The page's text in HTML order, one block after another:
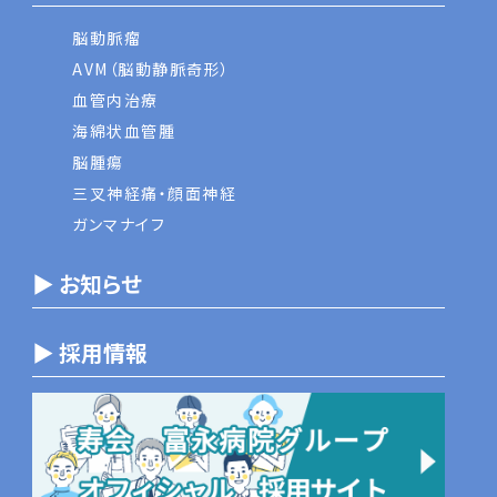
脳動脈瘤
AVM（脳動静脈奇形）
血管内治療
海綿状血管腫
脳腫瘍
三叉神経痛・顔面神経
ガンマナイフ
▶ お知らせ
▶ 採用情報